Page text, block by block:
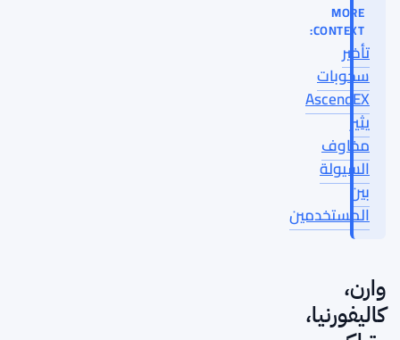
MORE
CONTEXT:
تأخير
سحوبات
AscendEX
يثير
مخاوف
السيولة
بين
المستخدمين
وارن،
كاليفورنيا،